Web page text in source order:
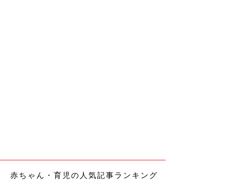
赤ちゃん・育児の人気記事ランキング